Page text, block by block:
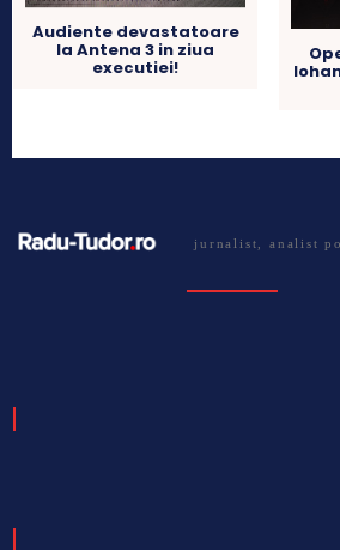
Audiente devastatoare
la Antena 3 in ziua
executiei!
jurnalist, analist